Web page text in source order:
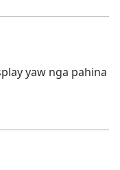
yaw nga pahina